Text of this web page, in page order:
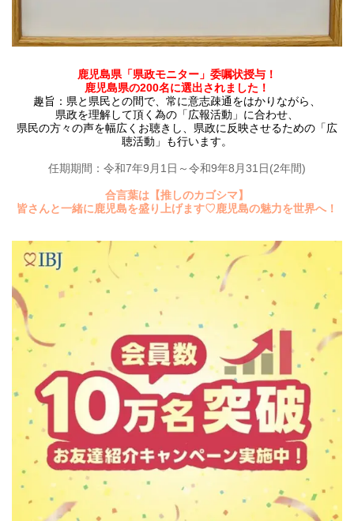
鹿児島県「県政モニター」委嘱状授与！
鹿児島県の200名に選出されました！
趣旨：県と県民との間で、常に意志疎通をはかりながら、
県政を理解して頂く為の「広報活動」に合わせ、
県民の方々の声を幅広くお聴きし、県政に反映させるための「広
聴活動」も行います。
任期期間：令和7年9月1日～令和9年8月31日(2年間)
合言葉は【推しのカゴシマ】
皆さんと一緒に鹿児島を盛り上げます♡鹿児島の魅力を世界へ！